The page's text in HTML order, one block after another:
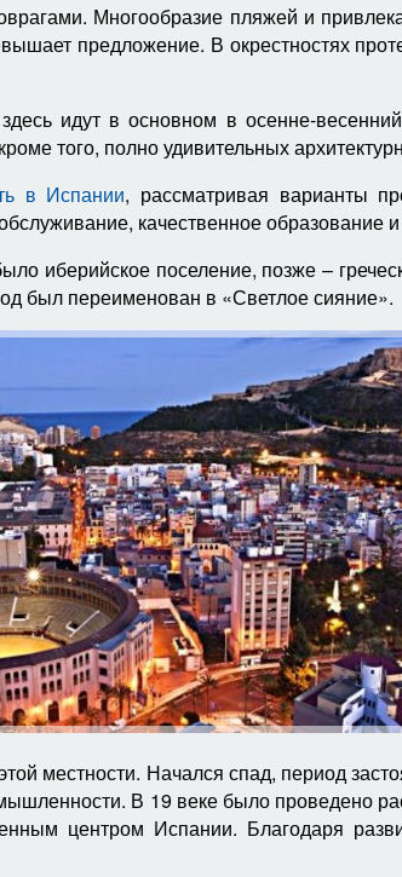
Многообразие пляжей и
предложение. В окрестностях
идут в основном в осенне-
того, полно удивительных
в Испании, рассматривая варианты
качественное образование
иберийское поселение, позже –
был переименован в «Светлое сияние».
местности. Начался спад, период
В 19 веке было проведено
центром Испании. Благодаря